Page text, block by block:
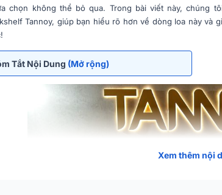
chọn không thể bỏ qua. Trong bài viết này, chúng
Tannoy, giúp bạn hiểu rõ hơn về dòng loa này và
Tắt Nội Dung (Mở rộng)
Xem thêm nội